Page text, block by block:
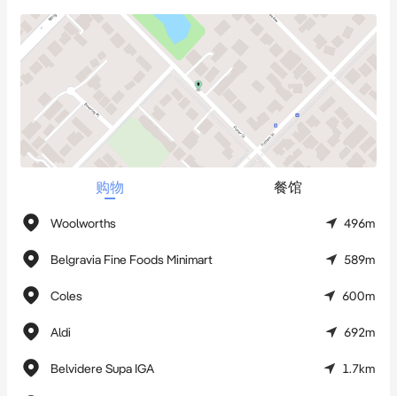
工具设备及大件物品，照明系统与电源插座使其适用于各类仓储
及兴趣活动需求。
独特优势在于宽敞的开放式停车场及调度区域，可轻松完成船
只、拖车、房车等大型车辆的倒车操作——这在多数仓储设施中实
属罕见。
园区内还设有卫生间设施、隔热屋顶以优化内部环境，整体布局
安全有序。
物业地处战略要地，距珀斯CBD约6公里，可快速接驳Great
Eastern Highway、Tonkin Highway、Graham Farmer Freeway、
区。周边汇聚Bunnings、Supercheap Auto、BCF等大型零售商，
日常便利性出众。
购物 餐馆
Woolworths 496m
Belgravia Fine Foods Minimart 589m
Coles 600m
Aldi 692m
Belvidere Supa IGA 1.7km